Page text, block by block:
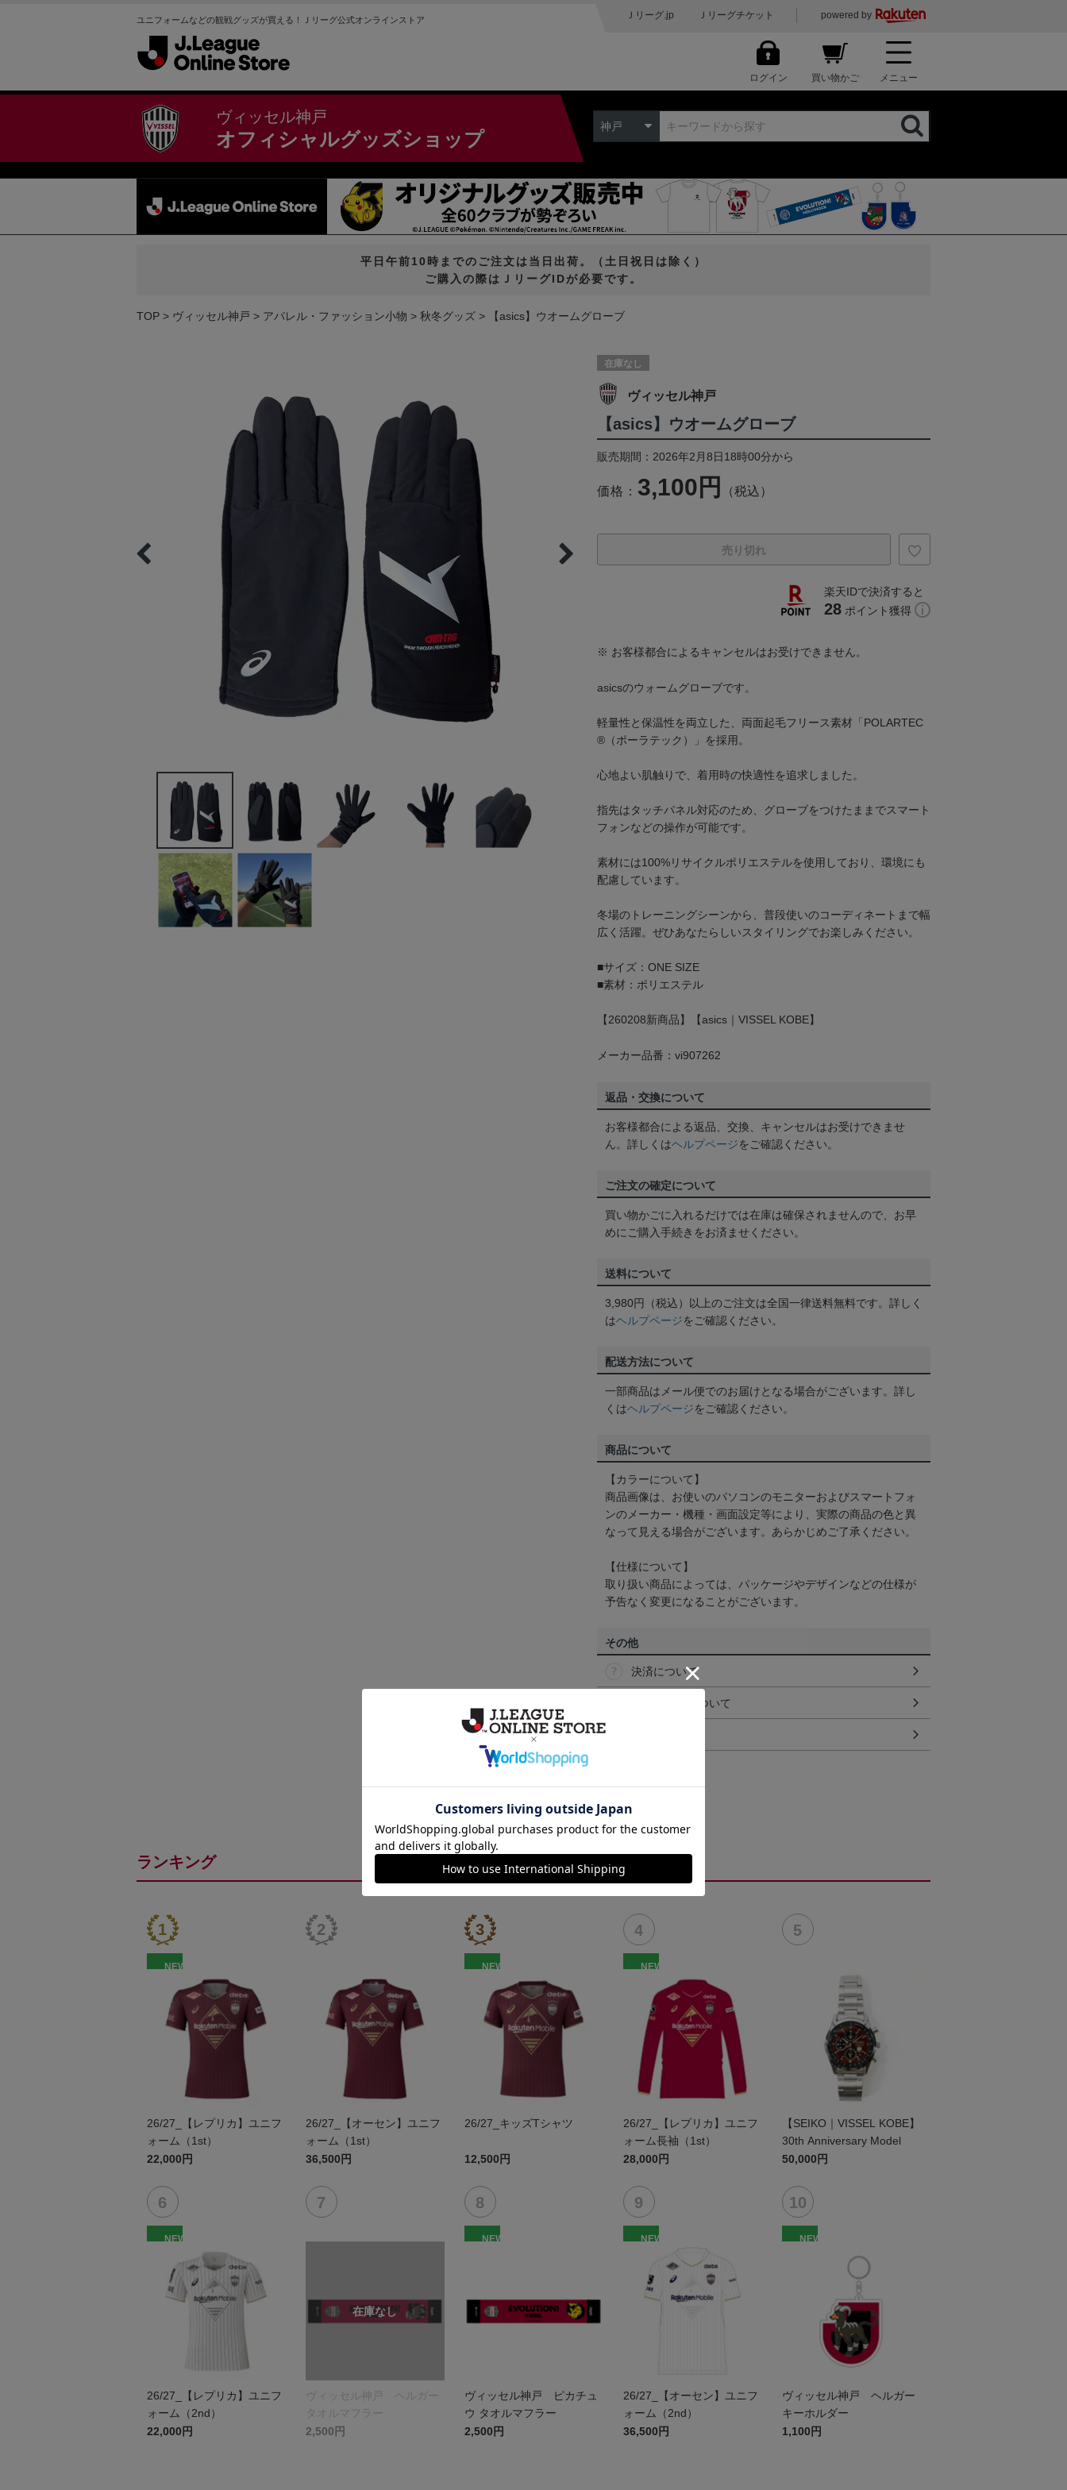
ユニフォームなどの観戦グッズが買える！Ｊリーグ公式オンラインストア Ｊリーグ.jp Ｊリーグチケット powered by
ログイン 買い物かご メニュー
ヴィッセル神戸
オフィシャルグッズショップ
神戸
平日午前10時までのご注文は当日出荷。（土日祝日は除く）
ご購入の際はＪリーグIDが必要です。
TOP ヴィッセル神戸 アパレル・ファッション小物 秋冬グッズ 【asics】ウオームグローブ
在庫なし
ヴィッセル神戸
【asics】ウオームグローブ
販売期間：2026年2月8日18時00分から
価格： 3,100円 （税込）
売り切れ
楽天IDで決済すると
28 ポイント獲得
※ お客様都合によるキャンセルはお受けできません。
asicsのウォームグローブです。
軽量性と保温性を両立した、両面起毛フリース素材「POLARTEC
®（ポーラテック）」を採用。
心地よい肌触りで、着用時の快適性を追求しました。
指先はタッチパネル対応のため、グローブをつけたままでスマート
フォンなどの操作が可能です。
素材には100%リサイクルポリエステルを使用しており、環境にも
配慮しています。
冬場のトレーニングシーンから、普段使いのコーディネートまで幅
広く活躍。ぜひあなたらしいスタイリングでお楽しみください。
■サイズ：ONE SIZE
■素材：ポリエステル
【260208新商品】【asics｜VISSEL KOBE】
メーカー品番：vi907262
返品・交換について
お客様都合による返品、交換、キャンセルはお受けできませ
ん。詳しくはヘルプページをご確認ください。
ご注文の確定について
買い物かごに入れるだけでは在庫は確保されませんので、お早
めにご購入手続きをお済ませください。
送料について
3,980円（税込）以上のご注文は全国一律送料無料です。詳しく
はヘルプページをご確認ください。
配送方法について
一部商品はメール便でのお届けとなる場合がございます。詳し
くはヘルプページをご確認ください。
商品について
【カラーについて】
商品画像は、お使いのパソコンのモニターおよびスマートフォ
ンのメーカー・機種・画面設定等により、実際の商品の色と異
なって見える場合がございます。あらかじめご了承ください。
【仕様について】
取り扱い商品によっては、パッケージやデザインなどの仕様が
予告なく変更になることがございます。
その他
決済について
ギフト対応について
ランキング
NEW
26/27_【レプリカ】ユニフ
ォーム（1st）
22,000円
26/27_【オーセン】ユニフ
ォーム（1st）
36,500円
NEW
26/27_キッズTシャツ
12,500円
NEW
26/27_【レプリカ】ユニフ
ォーム長袖（1st）
28,000円
【SEIKO｜VISSEL KOBE】
30th Anniversary Model
50,000円
NEW
26/27_【レプリカ】ユニフ
ォーム（2nd）
22,000円
ヴィッセル神戸 ヘルガー
タオルマフラー
2,500円
NEW
ヴィッセル神戸 ピカチュ
ウ タオルマフラー
2,500円
NEW
26/27_【オーセン】ユニフ
ォーム（2nd）
36,500円
NEW
ヴィッセル神戸 ヘルガー
キーホルダー
1,100円